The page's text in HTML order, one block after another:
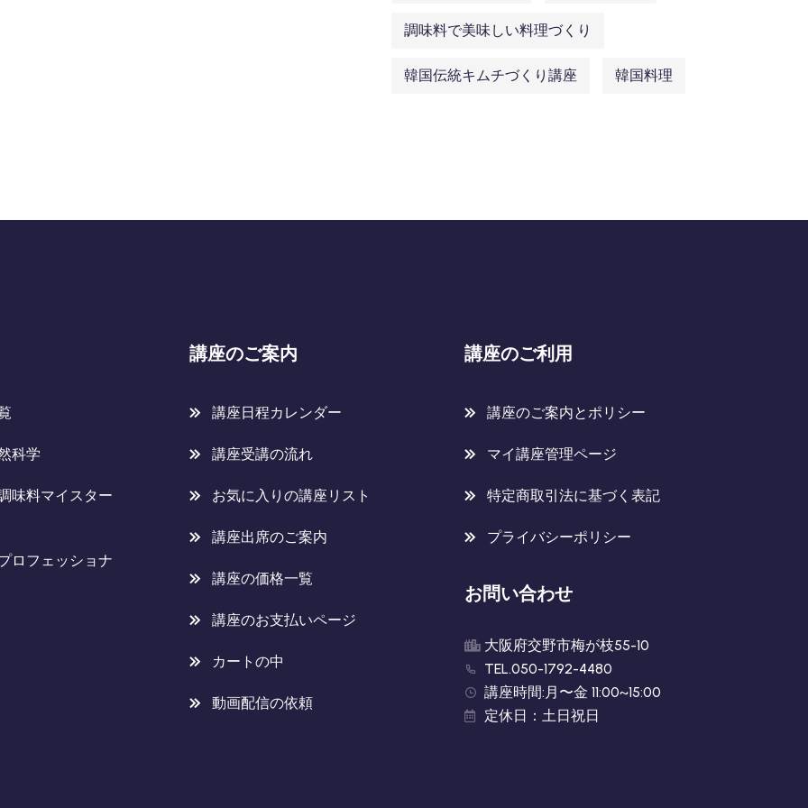
調味料で美味しい料理づくり
韓国伝統キムチづくり講座 韓国料理
科学
味料マイスター
ロフェッショナ
講座のご案内
講座日程カレンダー
講座受講の流れ
お気に入りの講座リスト
講座出席のご案内
講座の価格一覧
講座のお支払いページ
カートの中
動画配信の依頼
講座のご利用
講座のご案内とポリシー
マイ講座管理ページ
特定商取引法に基づく表記
プライバシーポリシー
お問い合わせ
大阪府交野市梅が枝55-10
TEL.050-1792-4480
講座時間:月〜金 11:00~15:00
定休日：土日祝日